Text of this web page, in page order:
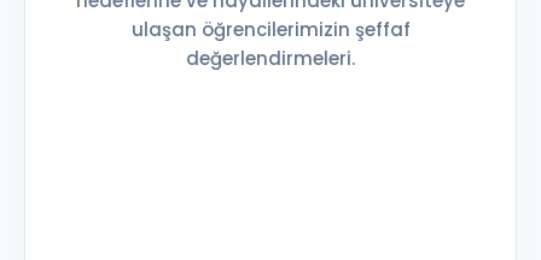
ulaşan öğrencilerimizin şeffaf
değerlendirmeleri.